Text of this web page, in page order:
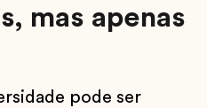
mas apenas
pode ser